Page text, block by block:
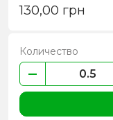
130,00 грн
Количество